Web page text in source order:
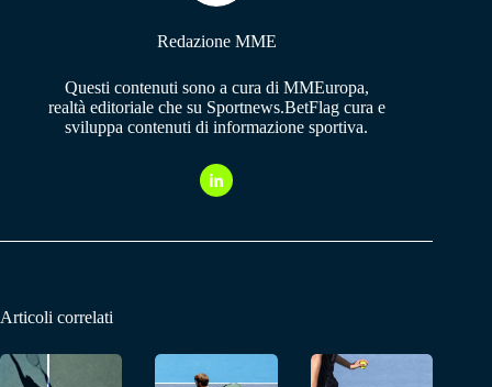
Redazione MME
Questi contenuti sono a cura di MMEuropa,
realtà editoriale che su Sportnews.BetFlag cura e
sviluppa contenuti di informazione sportiva.
Articoli correlati